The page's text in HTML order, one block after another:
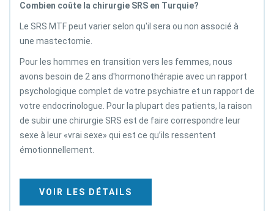
Combien coûte la chirurgie SRS en Turquie?
Le SRS MTF peut varier selon qu'il sera ou non associé à
une mastectomie.
Pour les hommes en transition vers les femmes, nous
avons besoin de 2 ans d'hormonothérapie avec un rapport
psychologique complet de votre psychiatre et un rapport de
votre endocrinologue. Pour la plupart des patients, la raison
de subir une chirurgie SRS est de faire correspondre leur
sexe à leur «vrai sexe» qui est ce qu’ils ressentent
émotionnellement.
VOIR LES DÉTAILS